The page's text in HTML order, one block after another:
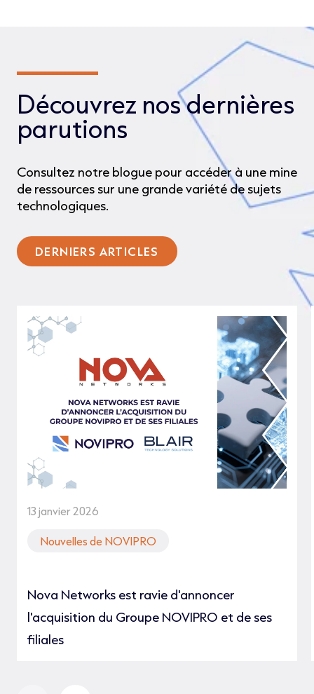
Découvrez nos dernières
parutions
Consultez notre blogue pour accéder à une mine
de ressources sur une grande variété de sujets
technologiques.
DERNIERS ARTICLES
13 janvier 2026
Nouvelles de NOVIPRO
Nova Networks est ravie d'annoncer
l'acquisition du Groupe NOVIPRO et de ses
filiales